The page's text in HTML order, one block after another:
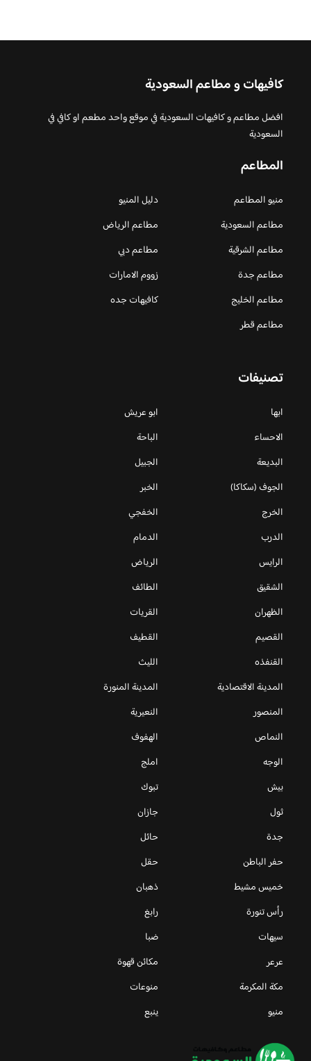
كافيهات و مطاعم السعودية
افضل مطاعم و كافيهات السعودية في موقع واحد مطعم او كافي في
السعودية
المطاعم
منيو المطاعم
دليل المنيو
مطاعم السعودية
مطاعم الرياض
مطاعم الشرقية
مطاعم دبي
مطاعم جدة
زووم الامارات
مطاعم الخليج
كافيهات جده
مطاعم قطر
تصنيفات
ابها
ابو عريش
الاحساء
الباحة
البديعة
الجبيل
الجوف (سكاكا)
الخبر
الخرج
الخفجي
الدرب
الدمام
الرايس
الرياض
الشقيق
الطائف
الظهران
القريات
القصيم
القطيف
القنفذه
الليث
المدينة الاقتصادية
المدينة المنورة
المنصور
النعيرية
النماص
الهفوف
الوجه
املج
بيش
تبوك
ثول
جازان
جدة
حائل
حفر الباطن
حقل
خميس مشيط
ذهبان
رأس تنورة
رابغ
سيهات
ضبا
عرعر
مكائن قهوة
مكة المكرمة
منوعات
منيو
ينبع